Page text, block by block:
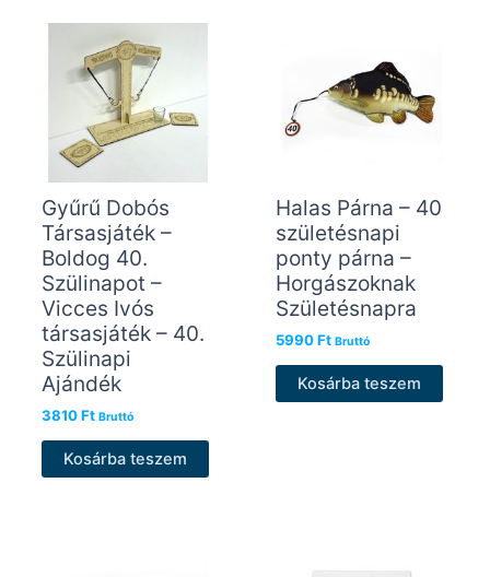
Gyűrű Dobós
Társasjáték –
Boldog 40.
Szülinapot –
Vicces Ivós
társasjáték – 40.
Szülinapi
Ajándék
3810Ft Bruttó
Kosárba teszem
Halas Párna – 40
születésnapi
ponty párna –
Horgászoknak
Születésnapra
5990Ft Bruttó
Kosárba teszem